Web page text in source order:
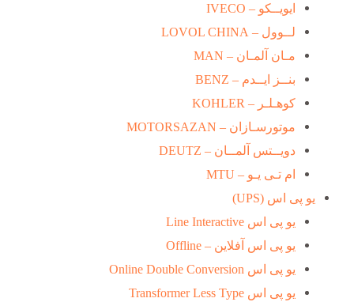
ایویــکو – IVECO
لــوول – LOVOL CHINA
مـان آلمـان – MAN
بنــز ایــدم – BENZ
کوهـلـر – KOHLER
موتورسـازان – MOTORSAZAN
دویــتس آلمــان – DEUTZ
ام تـی یـو – MTU
یو پی اس (UPS)
یو پی اس Line Interactive
یو پی اس آفلاین – Offline
یو پی اس Online Double Conversion
یو پی اس Transformer Less Type